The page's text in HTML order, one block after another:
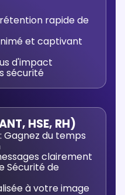
rapide de
et captivant
d'impact
sécurité
HSE, RH)
du temps
clairement
Sécurité de
à votre image